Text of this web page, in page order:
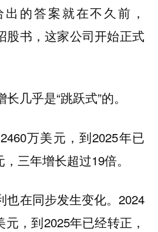
的答案就在不久前，
股书，这家公司开始正式
几乎是“跳跃式”的。
万美元，到2025年已
三年增长超过19倍。
也在同步发生变化。2024
，到2025年已经转正，